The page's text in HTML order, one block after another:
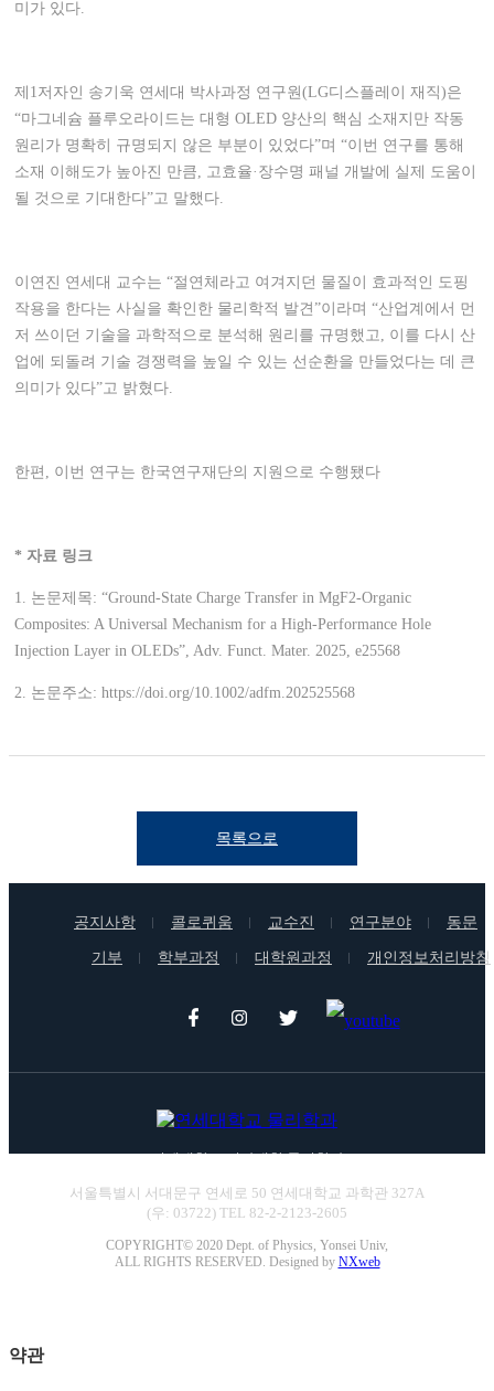
미가 있다.
제1저자인 송기욱 연세대 박사과정 연구원(LG디스플레이 재직)은
“마그네슘 플루오라이드는 대형 OLED 양산의 핵심 소재지만 작동
원리가 명확히 규명되지 않은 부분이 있었다”며 “이번 연구를 통해
소재 이해도가 높아진 만큼, 고효율·장수명 패널 개발에 실제 도움이
될 것으로 기대한다”고 말했다.
이연진 연세대 교수는 “절연체라고 여겨지던 물질이 효과적인 도핑
작용을 한다는 사실을 확인한 물리학적 발견”이라며 “산업계에서 먼
저 쓰이던 기술을 과학적으로 분석해 원리를 규명했고, 이를 다시 산
업에 되돌려 기술 경쟁력을 높일 수 있는 선순환을 만들었다는 데 큰
의미가 있다”고 밝혔다.
한편, 이번 연구는 한국연구재단의 지원으로 수행됐다
* 자료 링크
1. 논문제목: “Ground-State Charge Transfer in MgF2-Organic
Composites: A Universal Mechanism for a High-Performance Hole
Injection Layer in OLEDs”, Adv. Funct. Mater. 2025, e25568
2. 논문주소: https://doi.org/10.1002/adfm.202525568
목록으로
공지사항 콜로퀴움 교수진 연구분야 동문
기부 학부과정 대학원과정 개인정보처리방침
연세대학교 이과대학 물리학과
서울특별시 서대문구 연세로 50 연세대학교 과학관 327A
(우: 03722) TEL 82-2-2123-2605
COPYRIGHT© 2020 Dept. of Physics, Yonsei Univ,
ALL RIGHTS RESERVED. Designed by NXweb
약관